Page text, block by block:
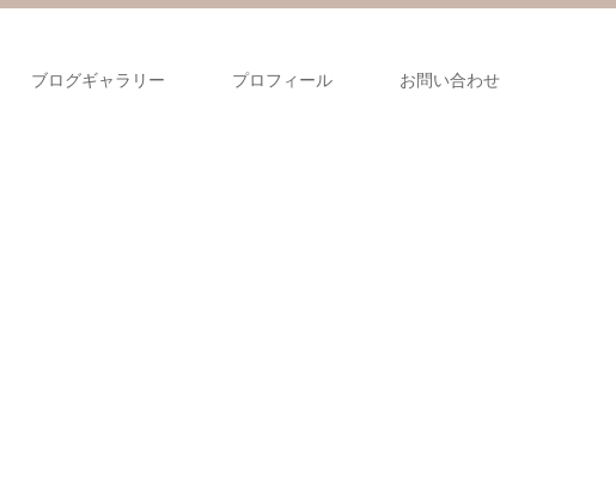
ブログギャラリー プロフィール お問い合わせ